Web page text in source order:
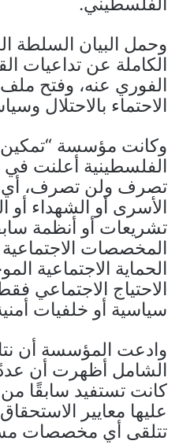
وحمل البيان السلطة
الكاملة عن تداعيات
الفوري عنه، وفتح
الاحتماء بالاحتلال
وكانت مؤسسة
الفلسطينية أعلنت في
تصرف ولن تصرف، أي
الأسرى أو الشهداء أو
تشريعات أو أنظمة
المخصصات
الحماية الاجتماعية
الاحتياج الاجتماعي
سياسية أو خلفيات
وادعت المؤسسة أن
الشامل أظهرت أن
كانت تستفيد سابقًا
عليها معايير
تتلقى أي مخصصات